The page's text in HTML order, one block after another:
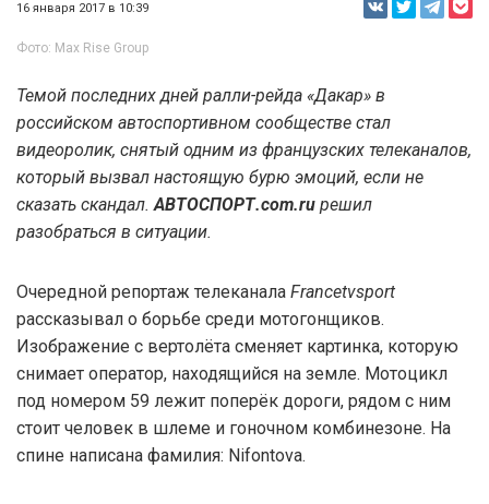
16 января 2017 в 10:39
Фото: Max Rise Group
Темой последних дней ралли-рейда «Дакар» в
российском автоспортивном сообществе стал
видеоролик, снятый одним из французских телеканалов,
который вызвал настоящую бурю эмоций, если не
сказать скандал.АВТОСПОРТ.com.ru решил
разобраться в ситуации.
Очередной репортаж телеканала Francetvsport
рассказывал о борьбе среди мотогонщиков.
Изображение с вертолёта сменяет картинка, которую
снимает оператор, находящийся на земле. Мотоцикл
под номером 59 лежит поперёк дороги, рядом с ним
стоит человек в шлеме и гоночном комбинезоне. На
спине написана фамилия: Nifontova.